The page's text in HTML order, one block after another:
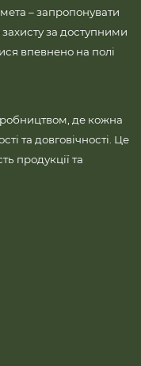
– запропонувати
за доступними
впевнено на полі
де кожна
та довговічності. Це
продукції та